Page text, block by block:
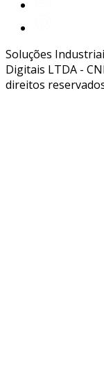
Soluções
Digitais LTDA -
direitos